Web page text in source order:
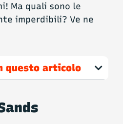
Ma quali sono le
imperdibili? Ve ne
questo articolo